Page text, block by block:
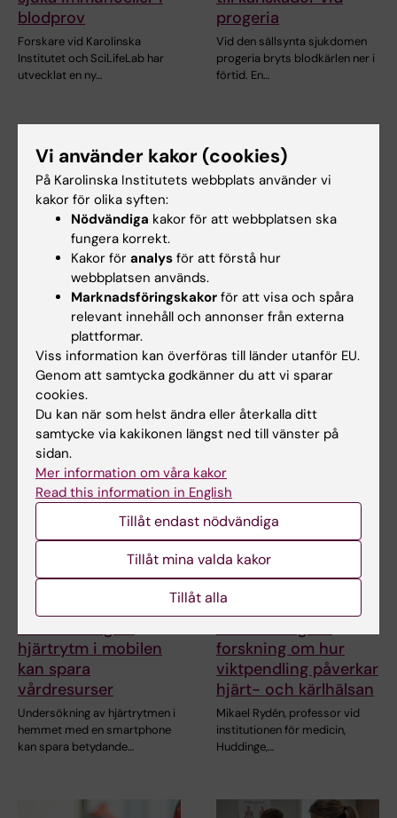
blodprov
Forskare vid Karolinska
Institutet och SciLifeLab har
utvecklat en ny…
progeria
Vid den sällsynta sjukdomen
progeria bryts blodkärlen ner i
förtid. En…
25 jun 2026
Nytt läkemedel mot
kronisk hjärtsvikt
testad i tidig studie
Ett nytt läkemedel som tas i
tablettform har i en tidig klinisk
studie…
9 jun 2026
forskning om hur
genetik och glatta
åderförkalkning
Ljubica Matic, docent vid
medicin och kirurgi…
hjärtrytm i mobilen
kan spara
vårdresurser
Undersökning av hjärtrytmen i
hemmet med en smartphone
kan spara betydande…
3 jun 2026
forskning om hur
viktpendling påverkar
hjärt- och kärlhälsan
Mikael Rydén, professor vid
institutionen för medicin,
Huddinge,…
Vi använder kakor (cookies)
På Karolinska Institutets webbplats använder vi
kakor för olika syften:
Nödvändiga kakor för att webbplatsen ska
fungera korrekt.
Kakor för analys för att förstå hur
webbplatsen används.
Marknadsföringskakor för att visa och spåra
relevant innehåll och annonser från externa
plattformar.
Viss information kan överföras till länder utanför EU.
Genom att samtycka godkänner du att vi sparar
cookies.
Du kan när som helst ändra eller återkalla ditt
samtycke via kakikonen längst ned till vänster på
sidan.
Mer information om våra kakor
Read this information in English
Tillåt endast nödvändiga
Tillåt mina valda kakor
Tillåt alla